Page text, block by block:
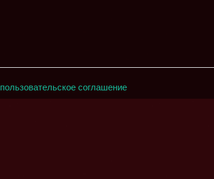
пользовательское соглашение